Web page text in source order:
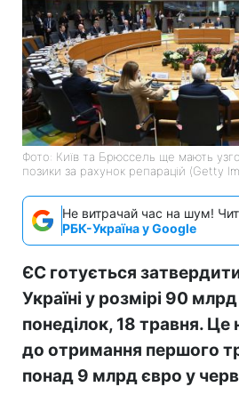
Фото: Київ та Брюссель ще мають
позики за рахунок репарацій (Getty
Не витрачай час на шум!
РБК-Україна у Google
ЄС готується
Україні у розмірі 90
понеділок, 18 травня. Це
до отримання першого
понад 9 млрд євро у